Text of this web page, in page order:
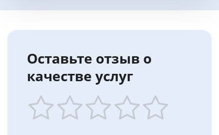
Оставьте отзыв о
качестве услуг